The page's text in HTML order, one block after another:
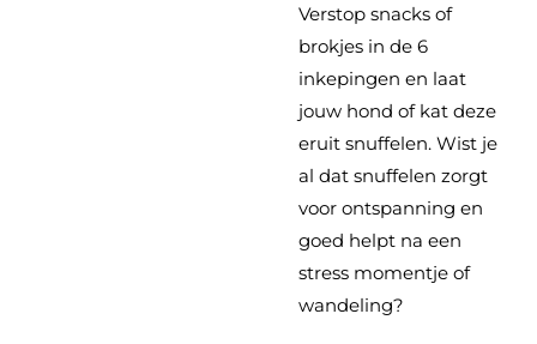
Verstop snacks of
brokjes in de 6
inkepingen en laat
jouw hond of kat deze
eruit snuffelen. Wist je
al dat snuffelen zorgt
voor ontspanning en
goed helpt na een
stress momentje of
wandeling?